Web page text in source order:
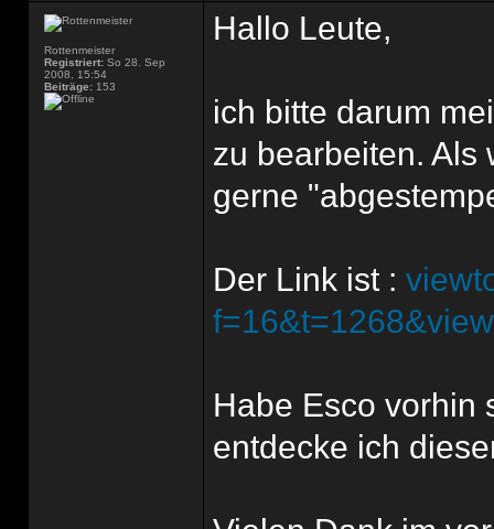
Rottenmeister
Registriert: So 28. Sep
2008, 15:54
Beiträge: 153
Hallo Leute,
ich bitte darum
zu bearbeiten. Als
gerne
Der Link ist :
Habe Esco vorhin
entdecke ich